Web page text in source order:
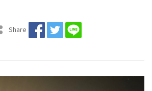
Share